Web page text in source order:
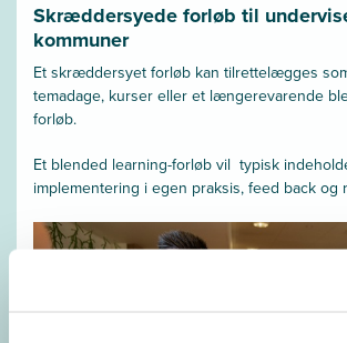
Skræddersyede forløb til
kommuner
Et skræddersyet forløb kan tilrettelægges
temadage, kurser eller et længerevarende
forløb.
Et blended learning-forløb vil typisk
implementering i egen praksis, feed back og